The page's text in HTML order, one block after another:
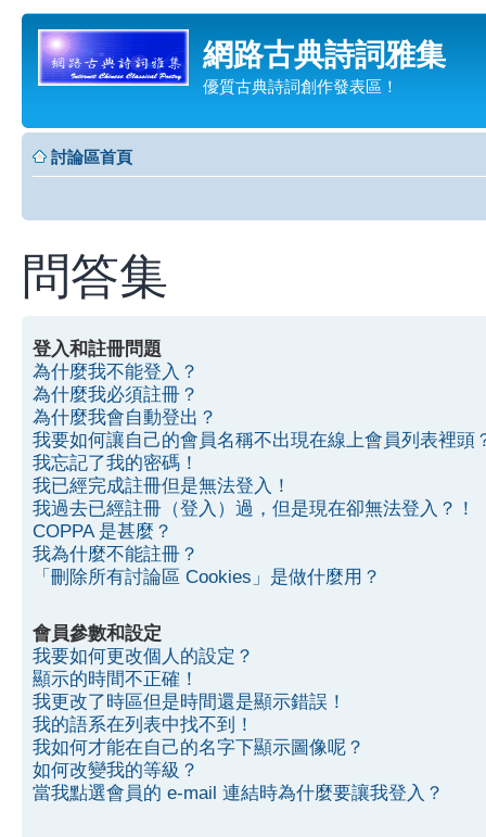
網路古典詩詞雅集
優質古典詩詞創作發表區！
討論區首頁
問答集
登入和註冊問題
為什麼我不能登入？
為什麼我必須註冊？
為什麼我會自動登出？
我要如何讓自己的會員名稱不出現在線上會員列表裡頭
我忘記了我的密碼！
我已經完成註冊但是無法登入！
我過去已經註冊（登入）過，但是現在卻無法登入？！
COPPA 是甚麼？
我為什麼不能註冊？
「刪除所有討論區 Cookies」是做什麼用？
會員參數和設定
我要如何更改個人的設定？
顯示的時間不正確！
我更改了時區但是時間還是顯示錯誤！
我的語系在列表中找不到！
我如何才能在自己的名字下顯示圖像呢？
如何改變我的等級？
當我點選會員的 e-mail 連結時為什麼要讓我登入？